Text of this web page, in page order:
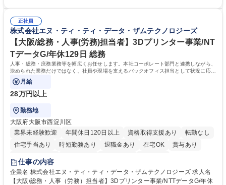
無/年休123日
得出来ております！ 【魅力】■フレックス制度、未経験からでも下限年収
を一律支給！ ■管理業務主任者資格取得後には50,000円/月の手当あり！
学歴・資格 学歴：大学院 大学 高専 短大 専修学校 高校 語学力： 資格：第
一種運転免許普通自動車
正社員
株式会社エヌ・ティ・ティ・データ・ザムテクノロジーズ
【大阪/総務・人事(労務)担当者】3Dプリンター事業/NT
TデータG/年休129日 総務
人事・総務・庶務業務等を幅広くお任せします。本社コーポレート部門と連携しながら、
決められた業務だけではなく、社員や現場を支えるバックオフィス担当として状況に応じ
て柔軟に対応いただくことを期待します。
月給
28万円以上
勤務地
大阪府大阪市西淀川区
業界未経験歓迎
年間休日120日以上 資格取得支援あり
転勤なし
住宅手当あり
時短勤務あり 退職金あり 在宅OK
賞与あり
完全週休2日制
仕事の内容
企業名 株式会社エヌ・ティ・ティ・データ・ザムテクノロジーズ 求人名
【大阪/総務・人事（労務）担当者】3Dプリンター事業/NTTデータG/年休